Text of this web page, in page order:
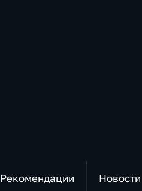
Рекомендации Новости